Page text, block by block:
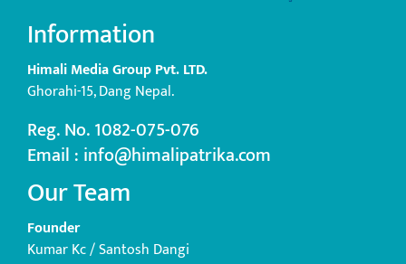
Information
Himali Media Group Pvt. LTD.
Ghorahi-15, Dang Nepal.
Reg. No. 1082-075-076
Email : info@himalipatrika.com
Our Team
Founder
Kumar Kc / Santosh Dangi